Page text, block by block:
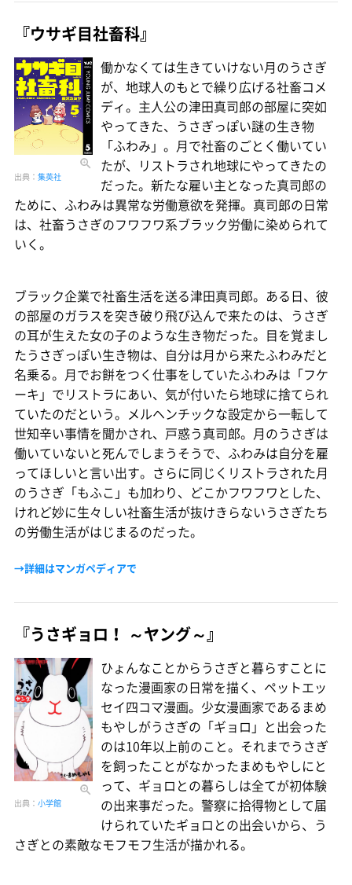
『ウサギ目社畜科』
出典： 集英社
働かなくては生きていけない月のうさぎ
が、地球人のもとで繰り広げる社畜コメ
ディ。主人公の津田真司郎の部屋に突如
やってきた、うさぎっぽい謎の生き物
「ふわみ」。月で社畜のごとく働いてい
たが、リストラされ地球にやってきたの
だった。新たな雇い主となった真司郎の
ために、ふわみは異常な労働意欲を発揮。真司郎の日常
は、社畜うさぎのフワフワ系ブラック労働に染められて
いく。
ブラック企業で社畜生活を送る津田真司郎。ある日、彼
の部屋のガラスを突き破り飛び込んで来たのは、うさぎ
の耳が生えた女の子のような生き物だった。目を覚まし
たうさぎっぽい生き物は、自分は月から来たふわみだと
名乗る。月でお餅をつく仕事をしていたふわみは「フケ
ーキ」でリストラにあい、気が付いたら地球に捨てられ
ていたのだという。メルヘンチックな設定から一転して
世知辛い事情を聞かされ、戸惑う真司郎。月のうさぎは
働いていないと死んでしまうそうで、ふわみは自分を雇
ってほしいと言い出す。さらに同じくリストラされた月
のうさぎ「もふこ」も加わり、どこかフワフワとした、
けれど妙に生々しい社畜生活が抜けきらないうさぎたち
の労働生活がはじまるのだった。
→詳細はマンガペディアで
『うさギョロ！ ～ヤング～』
出典： 小学館
ひょんなことからうさぎと暮らすことに
なった漫画家の日常を描く、ペットエッ
セイ四コマ漫画。少女漫画家であるまめ
もやしがうさぎの「ギョロ」と出会った
のは10年以上前のこと。それまでうさぎ
を飼ったことがなかったまめもやしにと
って、ギョロとの暮らしは全てが初体験
の出来事だった。警察に拾得物として届
けられていたギョロとの出会いから、う
さぎとの素敵なモフモフ生活が描かれる。